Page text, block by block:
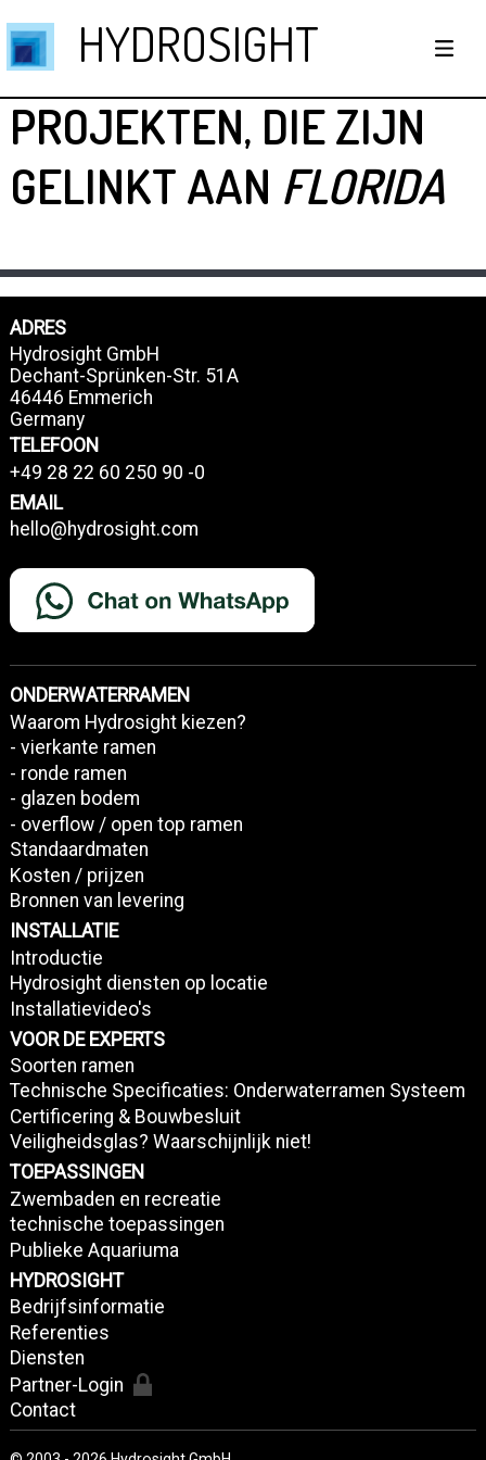
HYDROSIGHT
PROJEKTEN, DIE ZIJN
GELINKT AAN FLORIDA
ADRES
Hydrosight GmbH
Dechant-Sprünken-Str. 51A
46446 Emmerich
Germany
TELEFOON
+49 28 22 60 250 90 -0
EMAIL
hello@hydrosight.com
ONDERWATERRAMEN
Waarom Hydrosight kiezen?
- vierkante ramen
- ronde ramen
- glazen bodem
- overflow / open top ramen
Standaardmaten
Kosten / prijzen
Bronnen van levering
INSTALLATIE
Introductie
Hydrosight diensten op locatie
Installatievideo's
VOOR DE EXPERTS
Soorten ramen
Technische Specificaties: Onderwaterramen Systeem
Certificering & Bouwbesluit
Veiligheidsglas? Waarschijnlijk niet!
TOEPASSINGEN
Zwembaden en recreatie
technische toepassingen
Publieke Aquariuma
HYDROSIGHT
Bedrijfsinformatie
Referenties
Diensten
Partner-Login
Contact